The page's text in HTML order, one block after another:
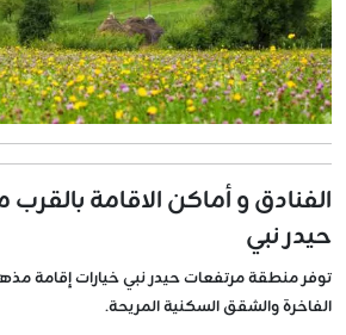
الفنادق و أماكن الاقامة
حيدر نبي
توفر منطقة مرتفعات حيدر نبي خيارات إقامة
الفاخرة والشقق السكنية المريحة.